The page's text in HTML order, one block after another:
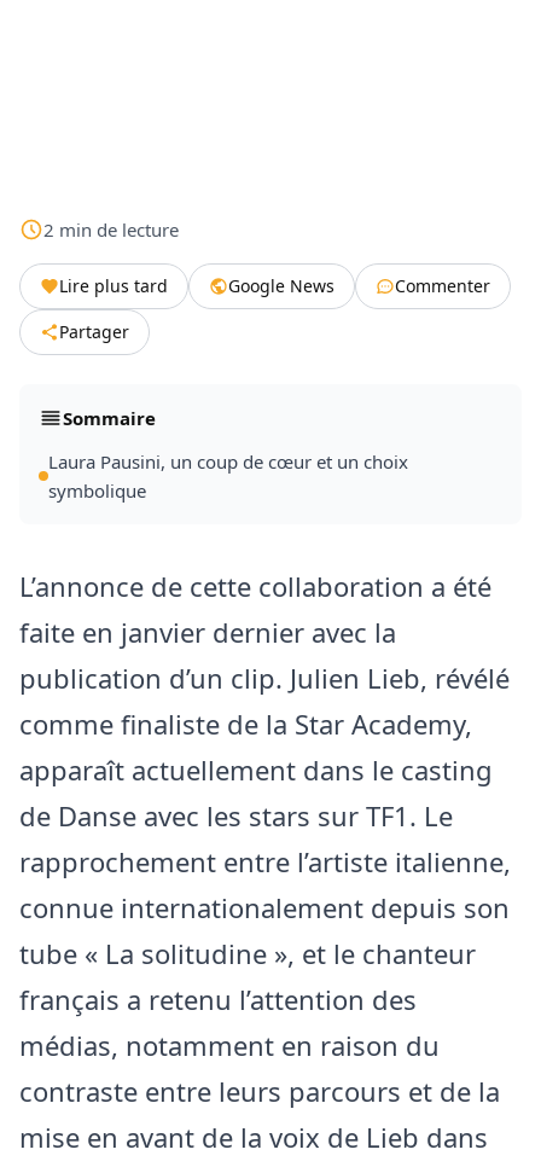
2 min de lecture
Lire plus tard Google News
Commenter
Partager
Sommaire
Laura Pausini, un coup de cœur et un choix
symbolique
L’annonce de cette collaboration a été
faite en janvier dernier avec la
publication d’un clip. Julien Lieb, révélé
comme finaliste de la Star Academy,
apparaît actuellement dans le casting
de Danse avec les stars sur TF1. Le
rapprochement entre l’artiste italienne,
connue internationalement depuis son
tube « La solitudine », et le chanteur
français a retenu l’attention des
médias, notamment en raison du
contraste entre leurs parcours et de la
mise en avant de la voix de Lieb dans